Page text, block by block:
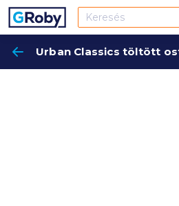
Urban Classics töltött